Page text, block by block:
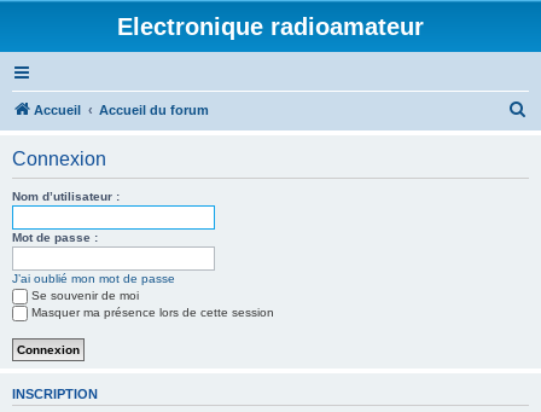
Electronique radioamateur
Accueil Accueil du forum
Connexion
Nom d’utilisateur :
Mot de passe :
J’ai oublié mon mot de passe
Se souvenir de moi
Masquer ma présence lors de cette session
INSCRIPTION